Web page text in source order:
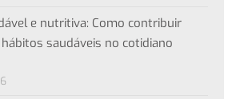
e nutritiva: Como contribuir
saudáveis no cotidiano